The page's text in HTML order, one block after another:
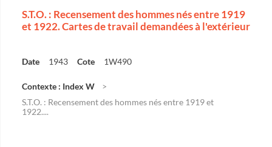
S.T.O. : Recensement des hommes nés entre 1919
et 1922. Cartes de travail demandées à l'extérieur
Date 1943 Cote 1W490
Contexte : Index W
S.T.O. : Recensement des hommes nés entre 1919 et
1922....